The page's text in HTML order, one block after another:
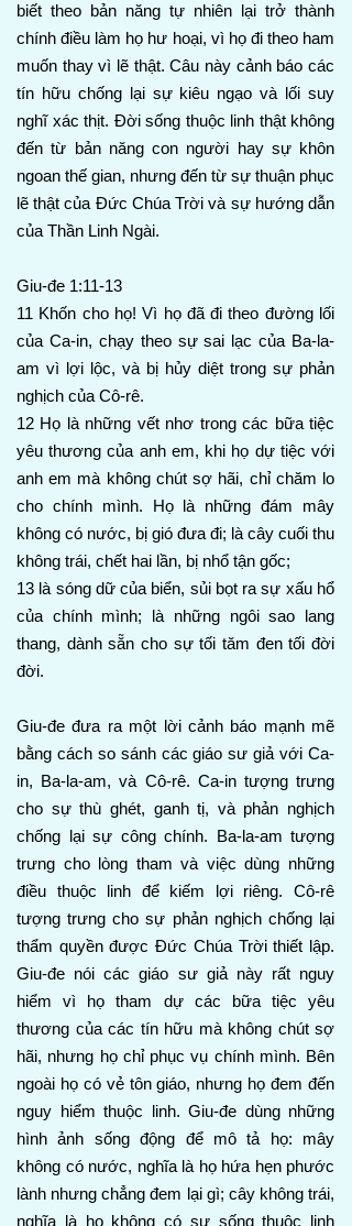
biết theo bản năng tự nhiên lại trở thành
chính điều làm họ hư hoại, vì họ đi theo ham
muốn thay vì lẽ thật. Câu này cảnh báo các
tín hữu chống lại sự kiêu ngạo và lối suy
nghĩ xác thịt. Đời sống thuộc linh thật không
đến từ bản năng con người hay sự khôn
ngoan thế gian, nhưng đến từ sự thuận phục
lẽ thật của Đức Chúa Trời và sự hướng dẫn
của Thần Linh Ngài.
Giu-đe 1:11-13
11 Khốn cho họ! Vì họ đã đi theo đường lối
của Ca-in, chạy theo sự sai lạc của Ba-la-
am vì lợi lộc, và bị hủy diệt trong sự phản
nghịch của Cô-rê.
12 Họ là những vết nhơ trong các bữa tiệc
yêu thương của anh em, khi họ dự tiệc với
anh em mà không chút sợ hãi, chỉ chăm lo
cho chính mình. Họ là những đám mây
không có nước, bị gió đưa đi; là cây cuối thu
không trái, chết hai lần, bị nhổ tận gốc;
13 là sóng dữ của biển, sủi bọt ra sự xấu hổ
của chính mình; là những ngôi sao lang
thang, dành sẵn cho sự tối tăm đen tối đời
đời.
Giu-đe đưa ra một lời cảnh báo mạnh mẽ
bằng cách so sánh các giáo sư giả với Ca-
in, Ba-la-am, và Cô-rê. Ca-in tượng trưng
cho sự thù ghét, ganh tị, và phản nghịch
chống lại sự công chính. Ba-la-am tượng
trưng cho lòng tham và việc dùng những
điều thuộc linh để kiếm lợi riêng. Cô-rê
tượng trưng cho sự phản nghịch chống lại
thẩm quyền được Đức Chúa Trời thiết lập.
Giu-đe nói các giáo sư giả này rất nguy
hiểm vì họ tham dự các bữa tiệc yêu
thương của các tín hữu mà không chút sợ
hãi, nhưng họ chỉ phục vụ chính mình. Bên
ngoài họ có vẻ tôn giáo, nhưng họ đem đến
nguy hiểm thuộc linh. Giu-đe dùng những
hình ảnh sống động để mô tả họ: mây
không có nước, nghĩa là họ hứa hẹn phước
lành nhưng chẳng đem lại gì; cây không trái,
nghĩa là họ không có sự sống thuộc linh